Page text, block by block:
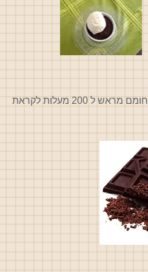
ניתן להכין את התערובת לפני הארוחה ולהשאיר בתוך הקעריות בטמפ' החדר ולהכניס לתנור מחומם מראש ל 200 מעלות לקראת